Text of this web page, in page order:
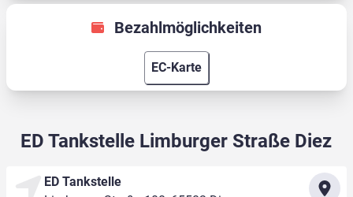
Bezahlmöglichkeiten
EC-Karte
ED Tankstelle Limburger Straße Diez
ED Tankstelle